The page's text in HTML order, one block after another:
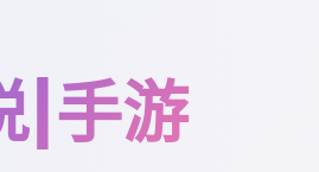
|手游